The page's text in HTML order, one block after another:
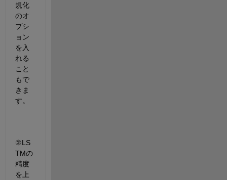
規化
のオ
プシ
ョン
を入
れる
こと
もで
きま
す。
②LS
TMの
精度
を上